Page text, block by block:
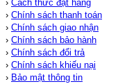
› Cách thức đặt hàng
› Chính sách thanh toán
› Chính sách giao nhận
› Chính sách bảo hành
› Chính sách đổi trả
› Chính sách khiếu nại
› Bảo mật thông tin